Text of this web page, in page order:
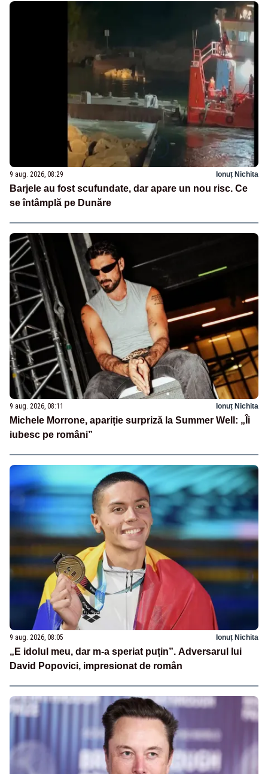
9 aug. 2026, 08:29 Ionuț Nichita
Barjele au fost scufundate, dar apare un nou risc. Ce
se întâmplă pe Dunăre
9 aug. 2026, 08:11 Ionuț Nichita
Michele Morrone, apariție surpriză la Summer Well: „Îi
iubesc pe români”
9 aug. 2026, 08:05 Ionuț Nichita
„E idolul meu, dar m-a speriat puțin”. Adversarul lui
David Popovici, impresionat de român